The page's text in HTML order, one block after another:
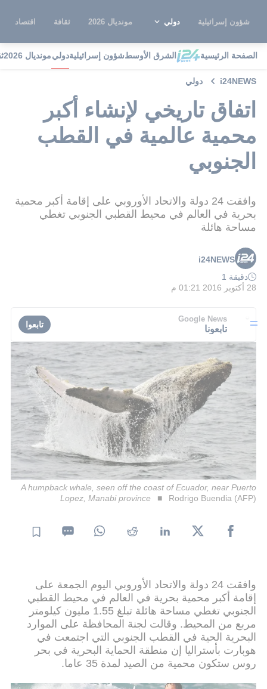
شؤون إسرائيلية دولي مونديال 2026 ثقافة اقتصاد
الصفحة الرئيسية الشرق الأوسطشؤون إسرائيليةدوليمونديال 2026
i24NEWS دولي
اتفاق تاريخي لإنشاء أكبر
محمية عالمية في القطب
الجنوبي
وافقت 24 دولة والاتحاد الأوروبي على إقامة أكبر محمية
بحرية في العالم في محيط القطبي الجنوبي تغطي
مساحة هائلة
i24NEWS
دقيقة 1
28 أكتوبر 2016 01:21 م
Google News
تابعونا تابعوا
A humpback whale, seen off the coast of Ecuador, near Puerto
Lopez, Manabi province
Rodrigo Buendia (AFP)
وافقت 24 دولة والاتحاد الأوروبي اليوم الجمعة على
إقامة أكبر محمية بحرية في العالم في محيط القطبي
الجنوبي تغطي مساحة هائلة تبلغ 1.55 مليون كيلومتر
مربع من المحيط. وقالت لجنة المحافظة على الموارد
البحرية الحية في القطب الجنوبي التي اجتمعت في
هوبارت بأستراليا إن منطقة الحماية البحرية في بحر
روس ستكون محمية من الصيد لمدة 35 عاما.